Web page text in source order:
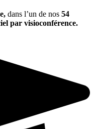
dans l’un de nos 54
par visioconférence.